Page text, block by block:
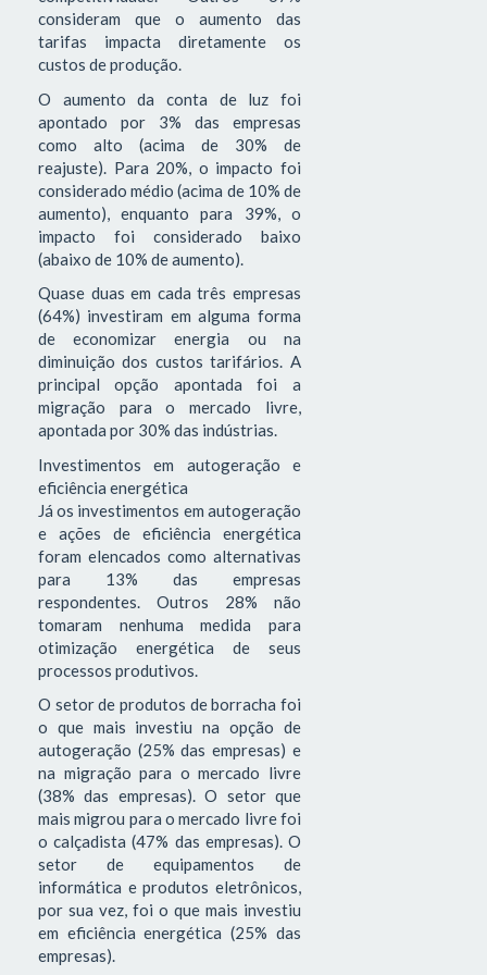
consideram que o aumento das
tarifas impacta diretamente os
custos de produção.
O aumento da conta de luz foi
apontado por 3% das empresas
como alto (acima de 30% de
reajuste). Para 20%, o impacto foi
considerado médio (acima de 10% de
aumento), enquanto para 39%, o
impacto foi considerado baixo
(abaixo de 10% de aumento).
Quase duas em cada três empresas
(64%) investiram em alguma forma
de economizar energia ou na
diminuição dos custos tarifários. A
principal opção apontada foi a
migração para o mercado livre,
apontada por 30% das indústrias.
Investimentos em autogeração e
eficiência energética
Já os investimentos em autogeração
e ações de eficiência energética
foram elencados como alternativas
para 13% das empresas
respondentes. Outros 28% não
tomaram nenhuma medida para
otimização energética de seus
processos produtivos.
O setor de produtos de borracha foi
o que mais investiu na opção de
autogeração (25% das empresas) e
na migração para o mercado livre
(38% das empresas). O setor que
mais migrou para o mercado livre foi
o calçadista (47% das empresas). O
setor de equipamentos de
informática e produtos eletrônicos,
por sua vez, foi o que mais investiu
em eficiência energética (25% das
empresas).